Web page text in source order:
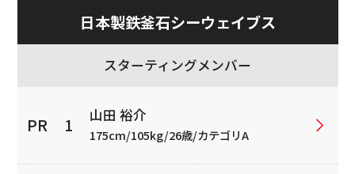
日本製鉄釜石シーウェイブス
スターティングメンバー
山田 裕介
175cm/105kg/26歳/カテゴリA